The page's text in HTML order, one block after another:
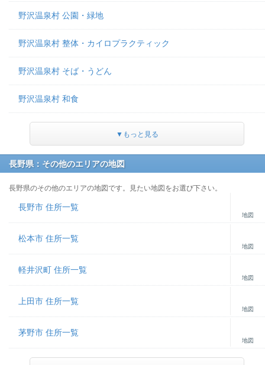
野沢温泉村 公園・緑地
野沢温泉村 整体・カイロプラクティック
野沢温泉村 そば・うどん
野沢温泉村 和食
▼もっと見る
長野県：その他のエリアの地図
長野県のその他のエリアの地図です。見たい地図をお選び下さい。
長野市 住所一覧
地図
松本市 住所一覧
地図
軽井沢町 住所一覧
地図
上田市 住所一覧
地図
茅野市 住所一覧
地図